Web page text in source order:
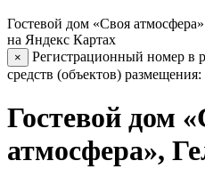
Гостевой дом «Своя атмосфера»
на Яндекс Картах
×
Регистрационный номер в
средств (объектов) размещения:
Гостевой дом
атмосфера»,